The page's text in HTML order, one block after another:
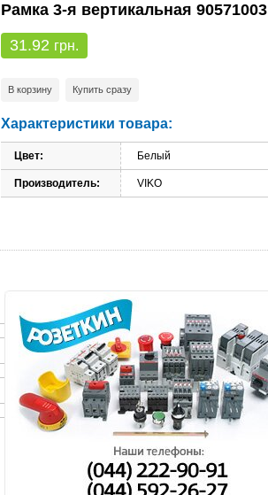
Рамка 3-я вертикальная 90571003
31.92 грн.
В корзину Купить сразу
Характеристики товара:
Цвет: Белый
Производитель: VIKO